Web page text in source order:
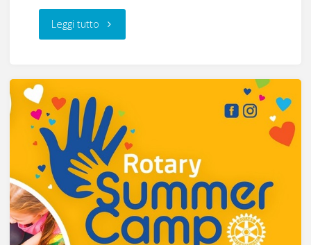
Leggi tutto"Passaggio
Consegne"